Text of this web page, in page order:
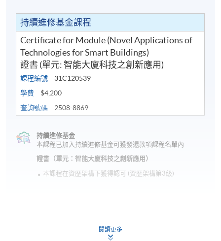
持續進修基金課程
Certificate for Module (Novel Applications of
Technologies for Smart Buildings)
證書 (單元: 智能大廈科技之創新應用)
課程編號
31C120539
學費
$4,200
查詢號碼
2508-8869
持續進修基金
本課程已加入持續進修基金可獲發還款項課程名單內
證書（單元：智能大廈科技之創新應用）
本課程在資歴架構下獲得認可 (資歴架構第3級)
閱讀更多